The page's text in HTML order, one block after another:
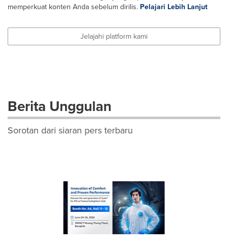
memperkuat konten Anda sebelum dirilis. Pelajari Lebih Lanjut
Jelajahi platform kami
Berita Unggulan
Sorotan dari siaran pers terbaru